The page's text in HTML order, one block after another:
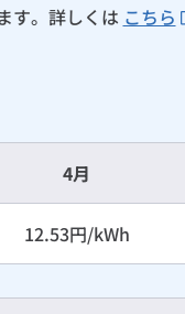
す。詳しくは こちら
4月
12.53円/kWh